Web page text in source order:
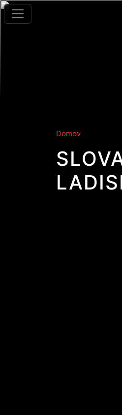
Skočiť na hlavný obsah
Domov